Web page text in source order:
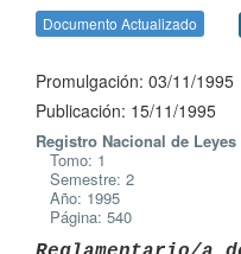
Documento Actualizado
Promulgación: 03/11/1995
Publicación: 15/11/1995
Registro Nacional de Leyes
Tomo: 1
Semestre: 2
Año: 1995
Página: 540